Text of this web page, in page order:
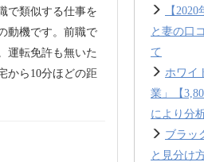
で類似する仕事を
動機です。前職で
運転免許も無いた
から10分ほどの距
【
と妻の口
て
ホワイ
業」【
により分
ブラッ
と見分け